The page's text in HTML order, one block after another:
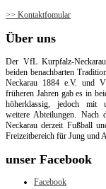
>> Kontaktfomular
Über uns
Der VfL Kurpfalz-
beiden benachbarten
Neckarau 1884 e.V. und
früheren Jahren gab es in
höherklassig, jedoch mit
weitere Abteilungen.
Neckarau derzeit Fußball
Freizeitbereich für Jung und
unser Facebook
Facebook